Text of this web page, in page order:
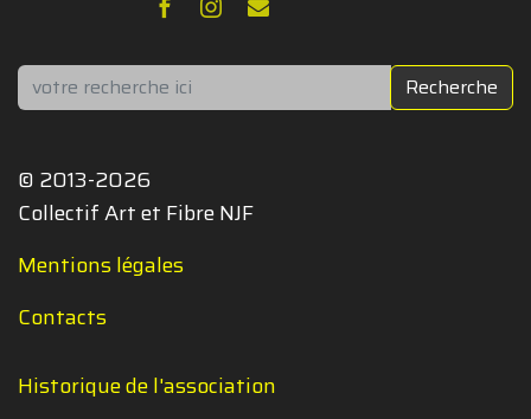
Rechercher Recherche
© 2013-2026
Collectif Art et Fibre NJF
Mentions légales
Contacts
Historique de l'association